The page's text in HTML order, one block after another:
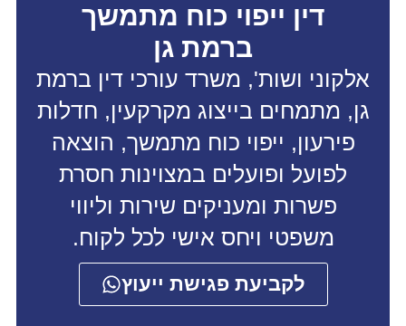
דין ייפוי כוח מתמשך
ברמת גן
אלקוני ושות', משרד עורכי דין ברמת
גן, מתמחים בייצוג מקרקעין, חדלות
פירעון, ייפוי כוח מתמשך, הוצאה
לפועל ופועלים במצוינות חסרת
פשרות ומעניקים שירות וליווי
משפטי ויחס אישי לכל לקוח.
לקביעת פגישת ייעוץ